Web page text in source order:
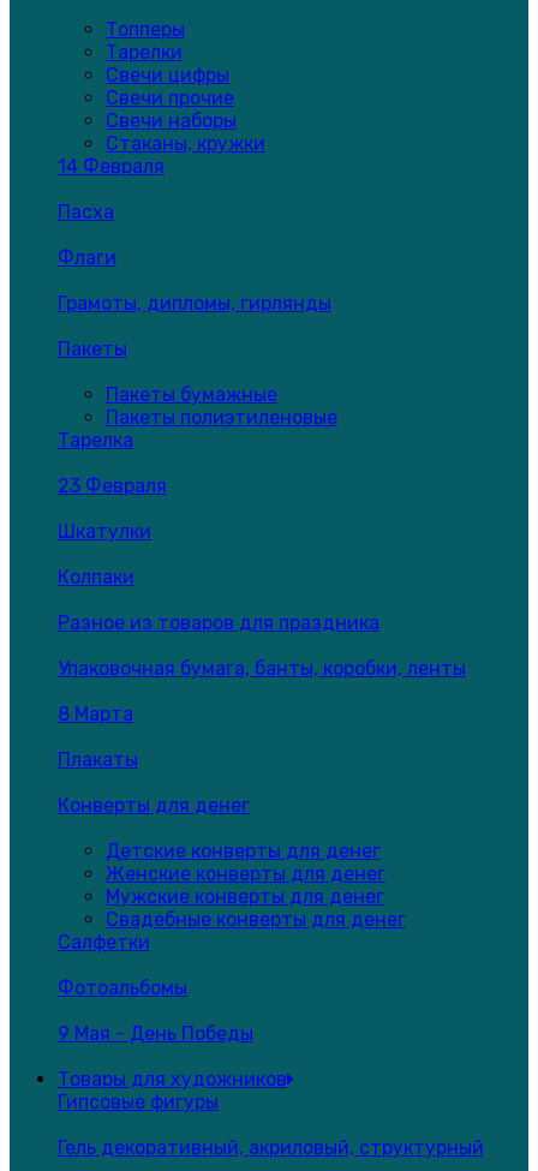
Топперы
Тарелки
Свечи цифры
Свечи прочие
Свечи наборы
Стаканы, кружки
14 Февраля
Пасха
Флаги
Грамоты, дипломы, гирлянды
Пакеты
Пакеты бумажные
Пакеты полиэтиленовые
Тарелка
23 Февраля
Шкатулки
Колпаки
Разное из товаров для праздника
Упаковочная бумага, банты, коробки, ленты
8 Марта
Плакаты
Конверты для денег
Детские конверты для денег
Женские конверты для денег
Мужские конверты для денег
Свадебные конверты для денег
Салфетки
Фотоальбомы
9 Мая - День Победы
Товары для художников
Гипсовые фигуры
Гель декоративный, акриловый, структурный